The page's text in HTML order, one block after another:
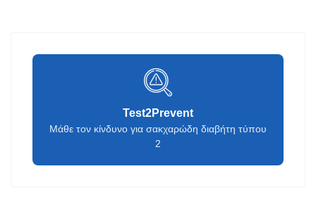
Test2Prevent
Μάθε τον κίνδυνο για σακχαρώδη διαβήτη τύπου
2